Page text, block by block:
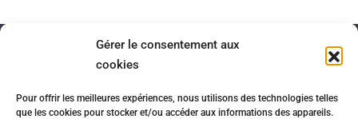
Gérer le consentement aux
cookies
Pour offrir les meilleures expériences, nous utilisons des technologies telles
que les cookies pour stocker et/ou accéder aux informations des appareils.